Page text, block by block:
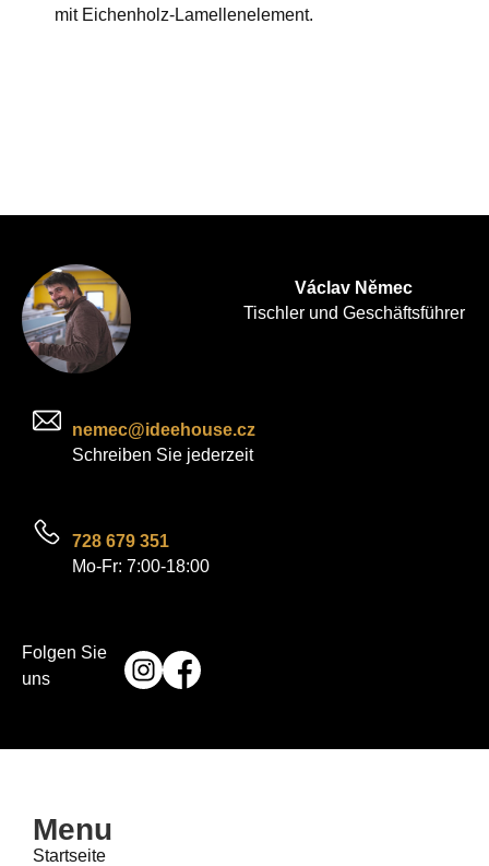
mit Eichenholz-Lamellenelement.
Václav Němec
Tischler und Geschäftsführer
nemec@ideehouse.cz
Schreiben Sie jederzeit
728 679 351
Mo-Fr: 7:00-18:00
Folgen Sie
uns
Menu
Startseite